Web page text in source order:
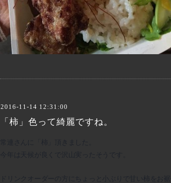
2016-11-14 12:31:00
「柿」色って綺麗ですね。